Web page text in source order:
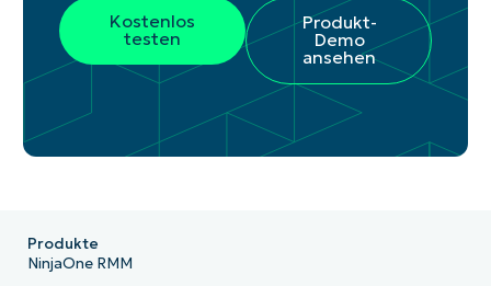
Kostenlos
testen
Produkt-
Demo
ansehen
Produkte
NinjaOne RMM